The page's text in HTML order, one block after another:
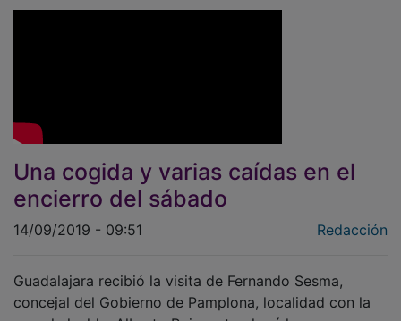
Una cogida y varias caídas en el
encierro del sábado
concejal del Gobierno de Pamplona, localidad con la
que el alcalde, Alberto Rojo, estrechará lazos para